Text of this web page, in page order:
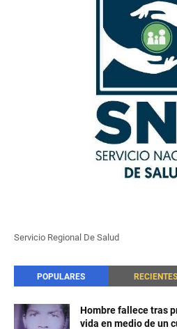
Servicio Regional De Salud
POPULARES RECIENTES
Hombre fallece tras
vida en medio de un